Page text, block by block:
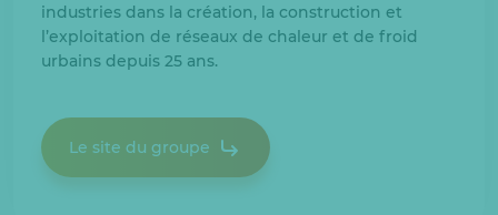
industries dans la création, la construction et
l’exploitation de réseaux de chaleur et de froid
urbains depuis 25 ans.
Le site du groupe